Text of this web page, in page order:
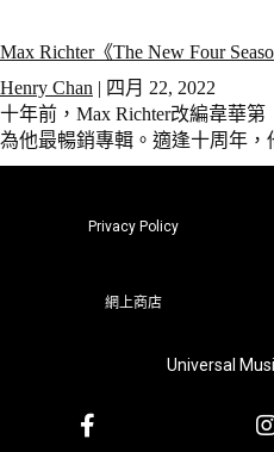
Max Richter《The New Four
Henry Chan | 四月 22, 2022
十年前，Max Richter改編韋華
為他最暢銷專輯。適逢十周年，
Privacy Policy
網上商店
Universal